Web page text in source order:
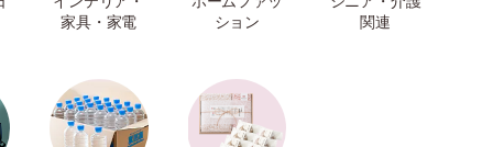
家具・家電
ション
関連